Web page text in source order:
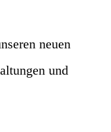
neuen
und